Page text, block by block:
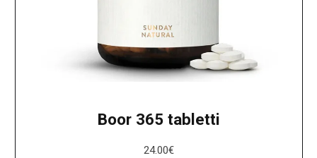
Boor 365 tabletti
24.00€